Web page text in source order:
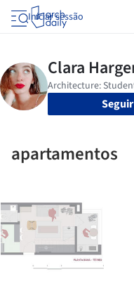
Iniciar sessão
Seguir
apartamentos